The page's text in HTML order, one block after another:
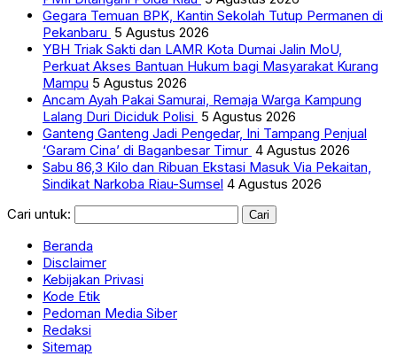
Gegara Temuan BPK, Kantin Sekolah Tutup Permanen di
Pekanbaru 5 Agustus 2026
YBH Triak Sakti dan LAMR Kota Dumai Jalin MoU,
Perkuat Akses Bantuan Hukum bagi Masyarakat Kurang
Mampu 5 Agustus 2026
Ancam Ayah Pakai Samurai, Remaja Warga Kampung
Lalang Duri Diciduk Polisi 5 Agustus 2026
Ganteng Ganteng Jadi Pengedar, Ini Tampang Penjual
‘Garam Cina’ di Baganbesar Timur 4 Agustus 2026
Sabu 86,3 Kilo dan Ribuan Ekstasi Masuk Via Pekaitan,
Sindikat Narkoba Riau-Sumsel 4 Agustus 2026
Cari untuk:
Beranda
Disclaimer
Kebijakan Privasi
Kode Etik
Pedoman Media Siber
Redaksi
Sitemap